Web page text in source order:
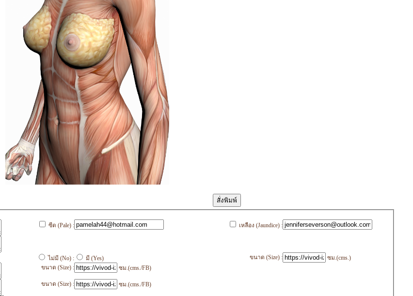
ซีด (Pale) : เหลือง (Jaundice) :
ไม่มี (No) : มี (Yes) ขนาด (Size) :
ซม.(cms.)
ขนาด (Size) : ซม.(cms./FB)
ขนาด (Size) : ซม.(cms./FB)